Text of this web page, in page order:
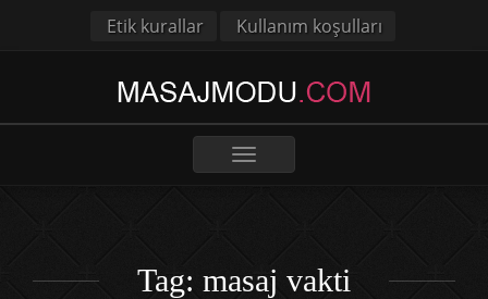
Etik kurallar Kullanım koşulları
Toggle
Tag: masaj vakti